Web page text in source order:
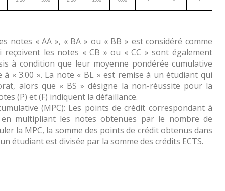
notes « AA », « BA » ou « BB » est considéré comme
reçoivent les notes « CB » ou «CC » sont également
à condition que leur moyenne pondérée cumulative
« 3.00 ». La note « BL » est remise à un étudiant qui
alors que « BS » désigne la non-réussite pour la
(P) et (F) indiquent la défaillance.
(MPC): Les points de crédit correspondant à
multipliant les notes obtenues par le nombre de
la MPC, la somme des points de crédit obtenus dans
étudiant est divisée par la somme des crédits ECTS.